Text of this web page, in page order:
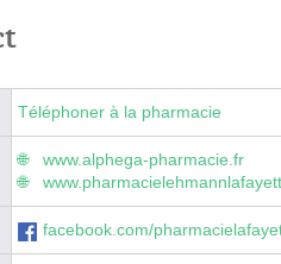
Téléphoner à la pharmacie
www.alphega-pharmacie.fr
facebook.com/